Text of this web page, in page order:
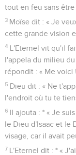
tout en feu sans être
3 Moïse dit : « Je
cette grande vision
4 L'Eternel vit qu'il
l'appela du milieu du
répondit : « Me voici
5 Dieu dit : « Ne
l'endroit où tu te
6 Il ajouta : * « Je
le Dieu d'Isaac et le
visage, car il avait
7 L'Eternel dit : * «